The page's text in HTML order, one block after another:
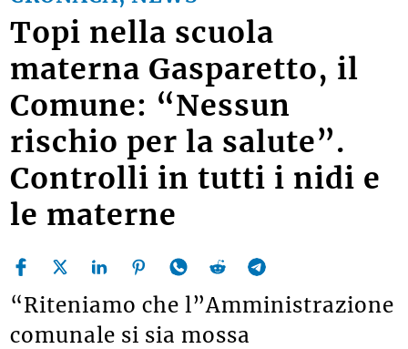
Topi nella scuola
materna Gasparetto, il
Comune: “Nessun
rischio per la salute”.
Controlli in tutti i nidi e
le materne
“Riteniamo che l”Amministrazione
comunale si sia mossa